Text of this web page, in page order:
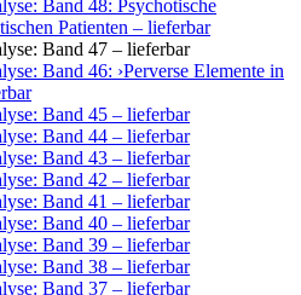
Band 48: Psychotische
Patienten – lieferbar
Band 47 – lieferbar
Band 46: ›Perverse Elemente in
Band 45 – lieferbar
Band 44 – lieferbar
Band 43 – lieferbar
Band 42 – lieferbar
Band 41 – lieferbar
Band 40 – lieferbar
Band 39 – lieferbar
Band 38 – lieferbar
Band 37 – lieferbar